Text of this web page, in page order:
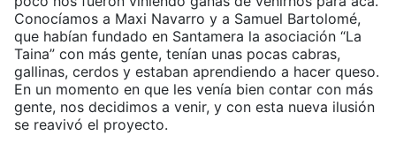
Conocíamos a Maxi Navarro y a Samuel Bartolomé,
que habían fundado en Santamera la asociación “La
Taina” con más gente, tenían unas pocas cabras,
gallinas, cerdos y estaban aprendiendo a hacer queso.
En un momento en que les venía bien contar con más
gente, nos decidimos a venir, y con esta nueva ilusión
se reavivó el proyecto.